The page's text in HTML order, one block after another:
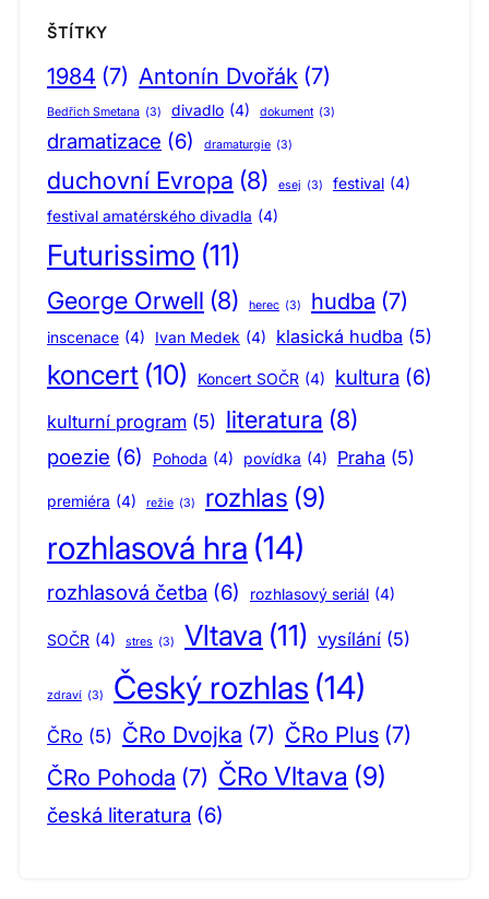
ŠTÍTKY
1984 (7) Antonín Dvořák (7)
Bedřich Smetana (3) divadlo (4) dokument (3)
dramatizace (6) dramaturgie (3)
duchovní Evropa (8) esej (3) festival (4)
festival amatérského divadla (4)
Futurissimo (11)
George Orwell (8) herec (3) hudba (7)
inscenace (4) Ivan Medek (4) klasická hudba (5)
koncert (10) Koncert SOČR (4) kultura (6)
kulturní program (5) literatura (8)
poezie (6) Pohoda (4) povídka (4) Praha (5)
premiéra (4) režie (3) rozhlas (9)
rozhlasová hra (14)
rozhlasová četba (6) rozhlasový seriál (4)
SOČR (4) stres (3) Vltava (11) vysílání (5)
zdraví (3) Český rozhlas (14)
ČRo (5) ČRo Dvojka (7) ČRo Plus (7)
ČRo Pohoda (7) ČRo Vltava (9)
česká literatura (6)